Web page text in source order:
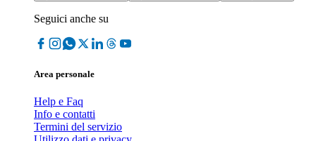
Seguici anche su
Area personale
Help e Faq
Info e contatti
Termini del servizio